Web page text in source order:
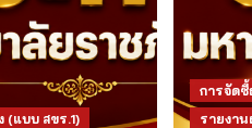
(แบบ สขร.1)
การจัดซื้
รายงาน